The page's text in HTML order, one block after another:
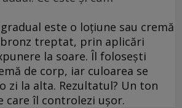
este o loțiune sau cremă
treptat, prin aplicări
la soare. Îl folosești
de corp, iar culoarea se
zi la alta. Rezultatul? Un ton
care îl controlezi ușor.